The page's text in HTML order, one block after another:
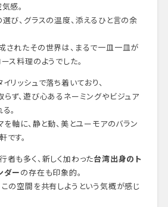
感。
び、グラスの温度、添えるひと言の余
されたその世界は、まるで一皿一皿が
ス料理のようでした。
リッシュで落ち着いており、
ず、遊び心あるネーミングやビジュア
。
軸に、静と動、美とユーモアのバラン
す。
も多く、新しく加わった台湾出身のト
ダーの存在も印象的。
の空間を共有しようという気概が感じ